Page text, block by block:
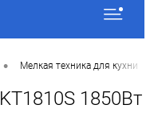
• Мелкая техника для кухни
1850Вт